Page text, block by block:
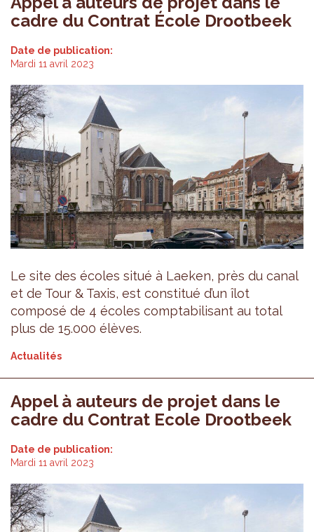
cadre du Contrat École Drootbeek
Date de publication:
Mardi 11 avril 2023
Le site des écoles situé à Laeken, près du canal
et de Tour & Taxis, est constitué d’un îlot
composé de 4 écoles comptabilisant au total
plus de 15.000 élèves.
Actualités
Appel à auteurs de projet dans le
cadre du Contrat Ecole Drootbeek
Date de publication:
Mardi 11 avril 2023